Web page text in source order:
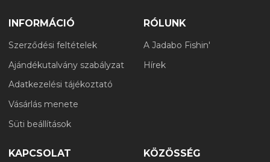
INFORMÁCIÓ
Szerződési feltételek
Ajándékutalvány szabályzat
Adatkezelési tájékoztató
Vásárlás menete
Süti beállítások
RÓLUNK
A Jadabo Fishin'
Hírek
KAPCSOLAT KÖZÖSSÉG